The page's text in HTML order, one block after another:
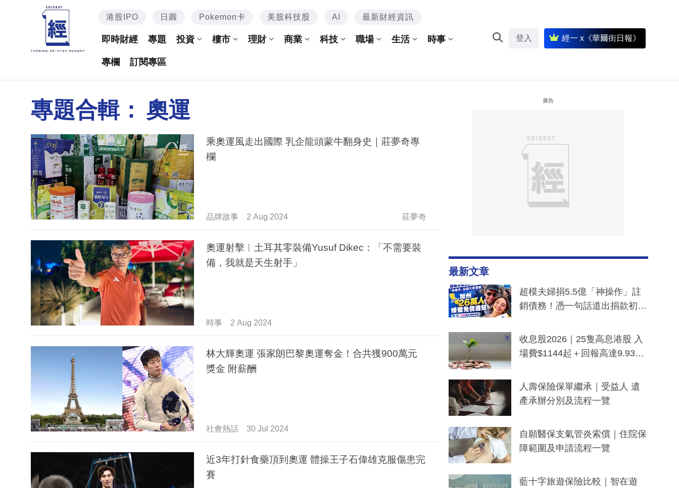
港股IPO 日圓 Pokemon卡 美股科技股 AI 最新財經資訊
即時財經 專題 投資 樓市 理財 商業 科技 職場 生活 時事
專欄 訂閱專區
登入 經一 x《華爾街日報》
專題合輯： 奧運
乘奧運風走出國際 乳企龍頭蒙牛翻身史｜莊夢奇專
欄
品牌故事 2 Aug 2024 莊夢奇
奧運射擊︳土耳其零裝備Yusuf Dikec：「不需要裝
備，我就是天生射手」
時事 2 Aug 2024
林大輝奧運 張家朗巴黎奧運奪金！合共獲900萬元
獎金 附薪酬
社會熱話 30 Jul 2024
近3年打針食藥頂到奧運 體操王子石偉雄克服傷患完
賽
廣告
最新文章
超模夫婦捐5.5億「神操作」註
銷債務！憑一句話道出捐款初
一度被誤當詐騙手段
收息股2026｜25隻高息港股 入
場費$1144起＋回報高達9.93
人壽保險保單繼承｜受益人 遺
產承辦分別及流程一覽
自願醫保支氣管炎索償｜住院保
障範圍及申請流程一覽
藍十字旅遊保險比較｜智在遊